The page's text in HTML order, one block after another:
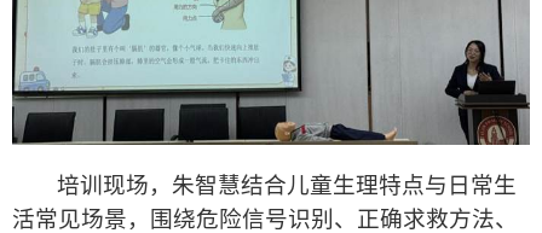
培训现场，朱智慧结合儿童生理特点与日常生
活常见场景，围绕危险信号识别、正确求救方法、